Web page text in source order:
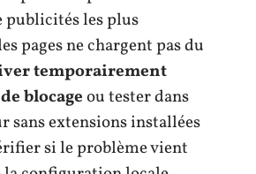
publicités les plus
pages ne chargent pas du
temporairement
blocageou tester dans
sans extensions installées
si le problème vient